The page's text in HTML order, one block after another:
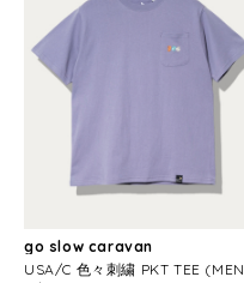
go slow caravan
USA/C 色々刺繍 PKT TEE (MEN